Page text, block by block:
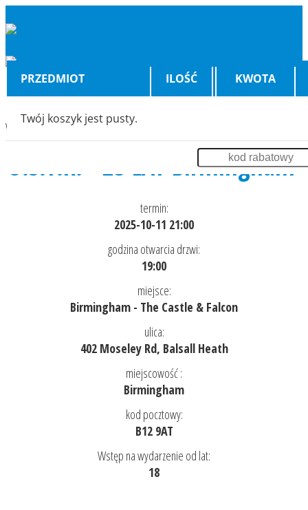
PRZEDMIOT ILOŚĆ KWOTA
Twój koszyk jest pusty.
Wyświetlenia:6901
O.S.T.R. - 25 LAT Birmingham
termin:
2025-10-11 21:00
godzina otwarcia drzwi:
19:00
miejsce:
Birmingham - The Castle & Falcon
ulica:
402 Moseley Rd, Balsall Heath
miejscowość :
Birmingham
kod pocztowy:
B12 9AT
Wstęp na wydarzenie od lat:
18